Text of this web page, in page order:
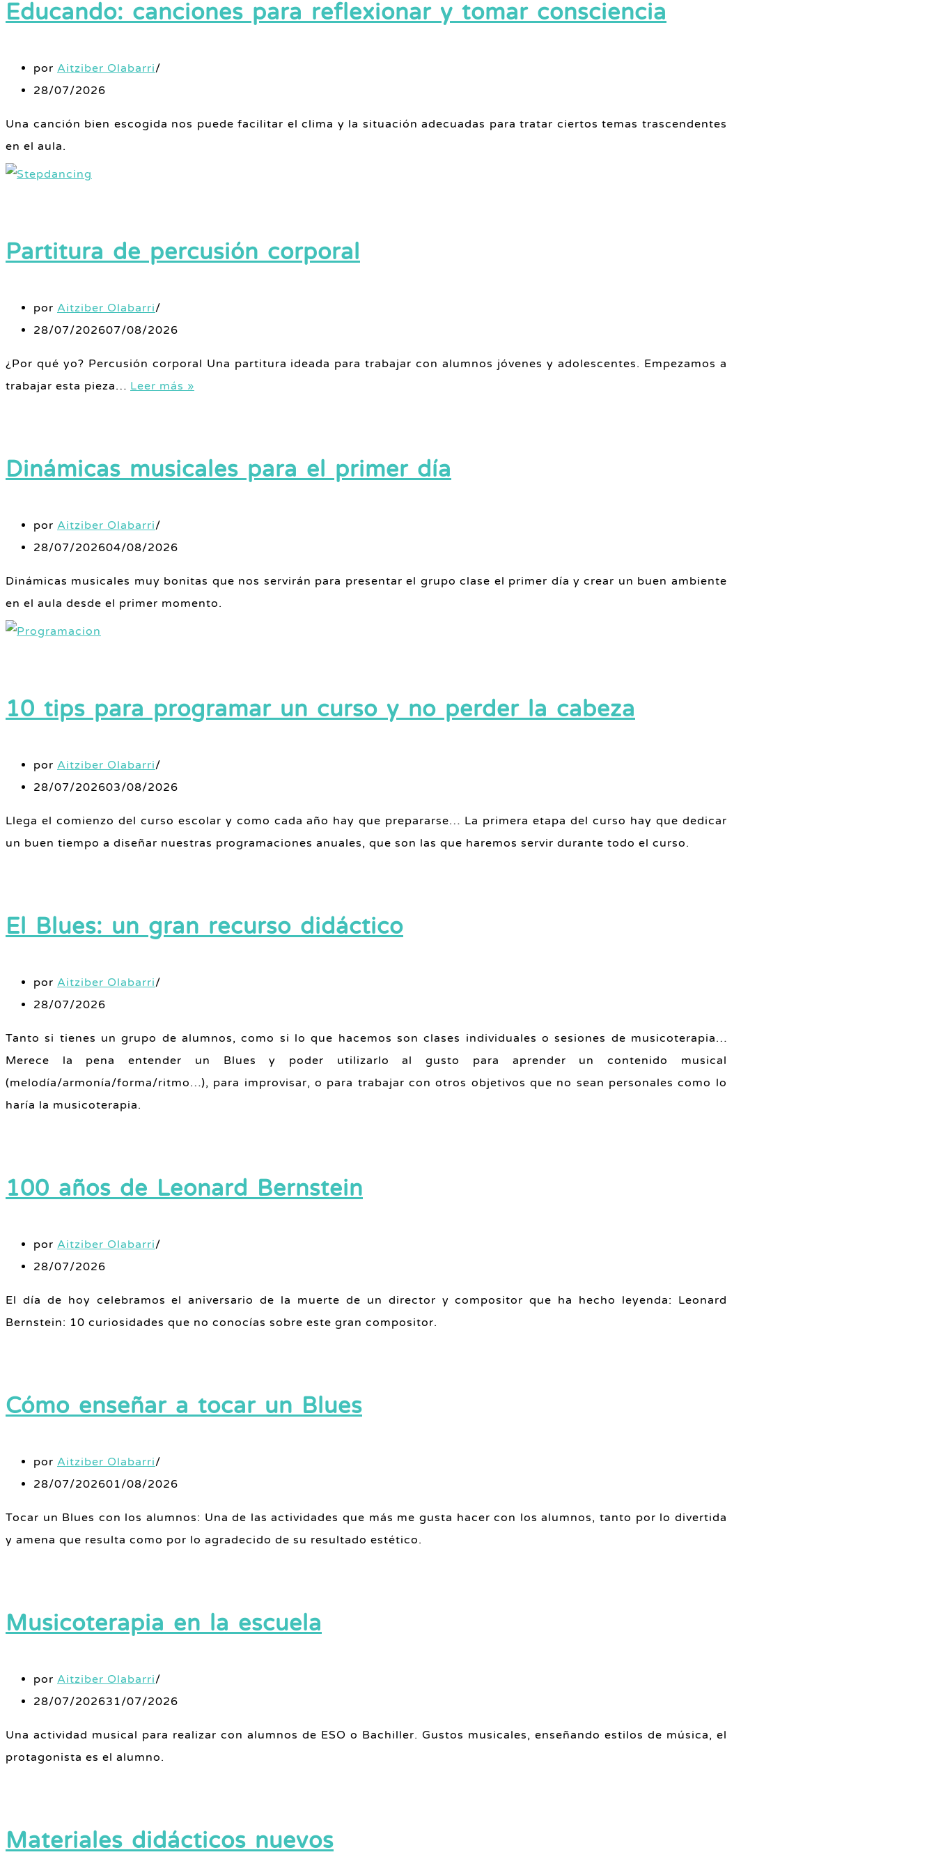
Educando: canciones para reflexionar y tomar consciencia
por Aitziber Olabarri
28/07/2026
Una canción bien escogida nos puede facilitar el clima y la situación adecuadas para tratar ciertos temas trascendentes
en el aula.
Partitura de percusión corporal
por Aitziber Olabarri
28/07/202607/08/2026
¿Por qué yo? Percusión corporal Una partitura ideada para trabajar con alumnos jóvenes y adolescentes. Empezamos a
trabajar esta pieza… Leer más »
Dinámicas musicales para el primer día
por Aitziber Olabarri
28/07/202604/08/2026
Dinámicas musicales muy bonitas que nos servirán para presentar el grupo clase el primer día y crear un buen ambiente
en el aula desde el primer momento.
10 tips para programar un curso y no perder la cabeza
por Aitziber Olabarri
28/07/202603/08/2026
Llega el comienzo del curso escolar y como cada año hay que prepararse… La primera etapa del curso hay que dedicar
un buen tiempo a diseñar nuestras programaciones anuales, que son las que haremos servir durante todo el curso.
El Blues: un gran recurso didáctico
por Aitziber Olabarri
28/07/2026
Tanto si tienes un grupo de alumnos, como si lo que hacemos son clases individuales o sesiones de musicoterapia…
Merece la pena entender un Blues y poder utilizarlo al gusto para aprender un contenido musical
(melodía/armonía/forma/ritmo…), para improvisar, o para trabajar con otros objetivos que no sean personales como lo
haría la musicoterapia.
100 años de Leonard Bernstein
por Aitziber Olabarri
28/07/2026
El día de hoy celebramos el aniversario de la muerte de un director y compositor que ha hecho leyenda: Leonard
Bernstein: 10 curiosidades que no conocías sobre este gran compositor.
Cómo enseñar a tocar un Blues
por Aitziber Olabarri
28/07/202601/08/2026
Tocar un Blues con los alumnos: Una de las actividades que más me gusta hacer con los alumnos, tanto por lo divertida
y amena que resulta como por lo agradecido de su resultado estético.
Musicoterapia en la escuela
por Aitziber Olabarri
28/07/202631/07/2026
Una actividad musical para realizar con alumnos de ESO o Bachiller. Gustos musicales, enseñando estilos de música, el
protagonista es el alumno.
Materiales didácticos nuevos